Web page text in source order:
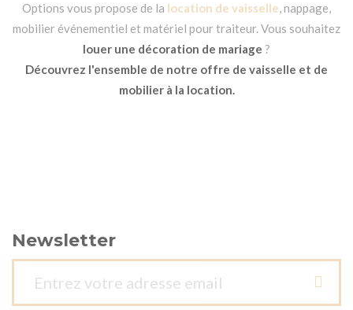
Options vous propose de la location de vaisselle, nappage,
mobilier événementiel et matériel pour traiteur. Vous souhaitez
louer une décoration de mariage ?
Découvrez l'ensemble de notre offre de vaisselle et de
mobilier à la location.
Newsletter